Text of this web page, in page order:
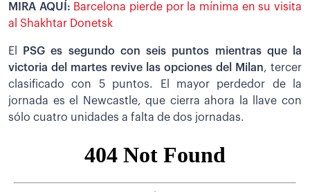
MIRA AQUÍ: Barcelona pierde por la mínima en su visita
al Shakhtar Donetsk
El
PSG es segundo con seis puntos mientras que la
victoria del martes revive las opciones del Milan, tercer
clasificado con 5 puntos. El mayor perdedor de la
jornada es el Newcastle, que cierra ahora la llave con
sólo cuatro unidades a falta de dos jornadas.